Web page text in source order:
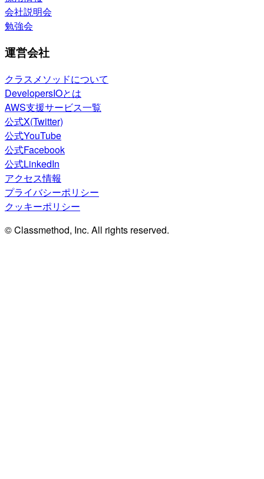
会社説明会
勉強会
運営会社
クラスメソッドについて
DevelopersIOとは
AWS支援サービス一覧
公式X(Twitter)
公式YouTube
公式Facebook
公式LinkedIn
アクセス情報
プライバシーポリシー
クッキーポリシー
© Classmethod, Inc. All rights reserved.